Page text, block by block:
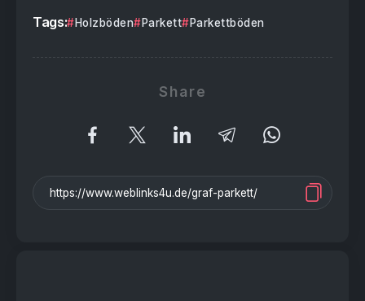
Tags: Holzböden Parkett Parkettböden
Share